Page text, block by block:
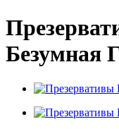
Безумная